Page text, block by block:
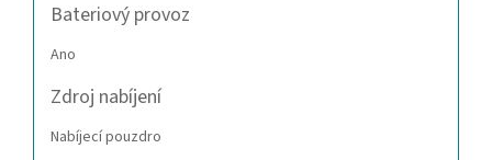
Bateriový provoz
Ano
Zdroj nabíjení
Nabíjecí pouzdro